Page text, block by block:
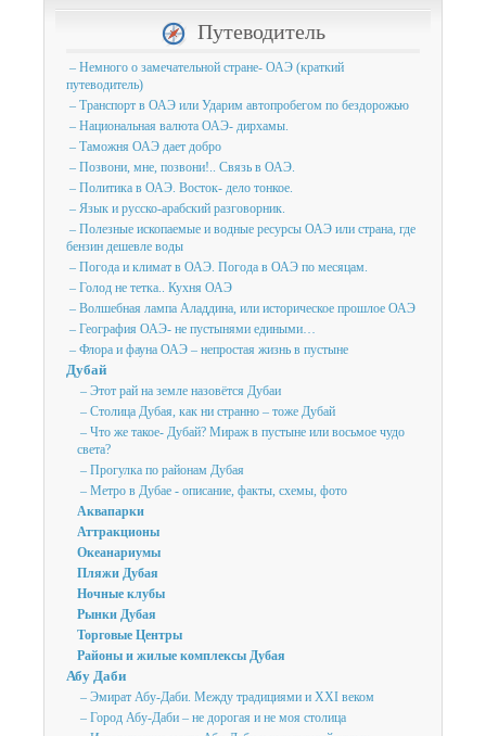
Путеводитель
– Немного о замечательной стране- ОАЭ (краткий
путеводитель)
– Транспорт в ОАЭ или Ударим автопробегом по бездорожью
– Национальная валюта ОАЭ- дирхамы.
– Таможня ОАЭ дает добро
– Позвони, мне, позвони!.. Связь в ОАЭ.
– Политика в ОАЭ. Восток- дело тонкое.
– Язык и русско-арабский разговорник.
– Полезные ископаемые и водные ресурсы ОАЭ или страна, где
бензин дешевле воды
– Погода и климат в ОАЭ. Погода в ОАЭ по месяцам.
– Голод не тетка.. Кухня ОАЭ
– Волшебная лампа Аладдина, или историческое прошлое ОАЭ
– География ОАЭ- не пустынями едиными…
– Флора и фауна ОАЭ – непростая жизнь в пустыне
Дубай
– Этот рай на земле назовётся Дубаи
– Столица Дубая, как ни странно – тоже Дубай
– Что же такое- Дубай? Мираж в пустыне или восьмое чудо
света?
– Прогулка по районам Дубая
– Метро в Дубае - описание, факты, схемы, фото
Аквапарки
Аттракционы
Океанариумы
Пляжи Дубая
Ночные клубы
Рынки Дубая
Торговые Центры
Районы и жилые комплексы Дубая
Абу Даби
– Эмират Абу-Даби. Между традициями и XXI веком
– Город Абу-Даби – не дорогая и не моя столица